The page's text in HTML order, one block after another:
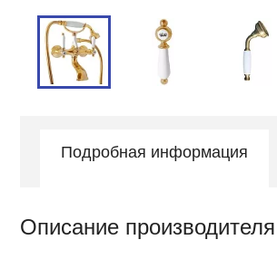
Подробная информация
Описание производителя